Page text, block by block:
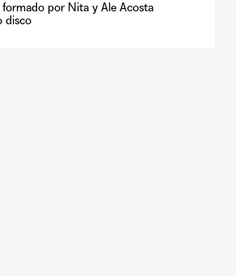
formado por Nita y Ale Acosta
disco